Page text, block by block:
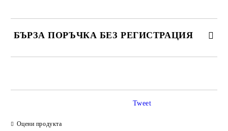
БЪРЗА ПОРЪЧКА БЕЗ РЕГИСТРАЦИЯ
Оцени продукта
Tweet